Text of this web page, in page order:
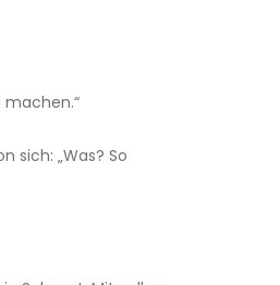
machen.“
sich: „Was? So